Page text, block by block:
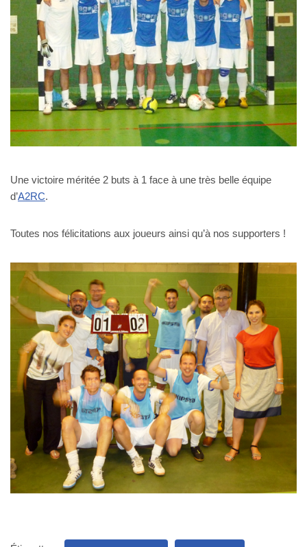
Une victoire méritée 2 buts à 1 face à une très belle équipe
d’A2RC.
Toutes nos félicitations aux joueurs ainsi qu’à nos supporters !